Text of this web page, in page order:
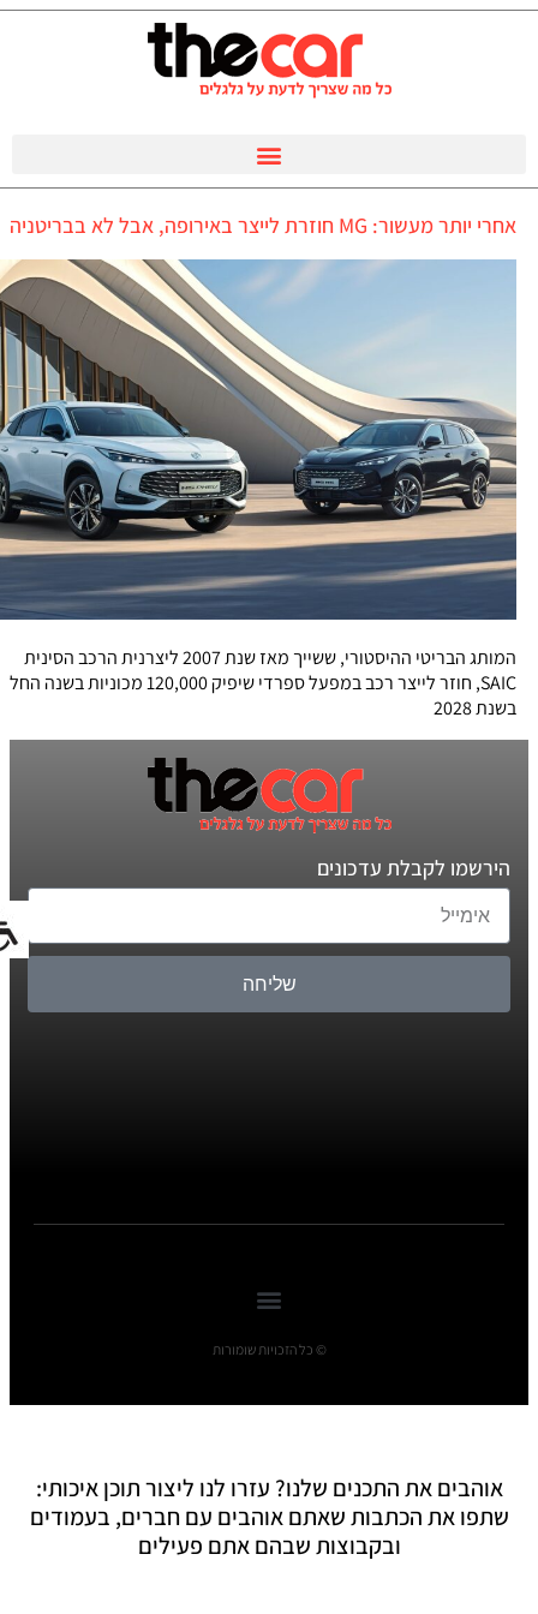
אחרי יותר מעשור: MG חוזרת לייצר באירופה, אבל לא בבריטניה
המותג הבריטי ההיסטורי, ששייך מאז שנת 2007 ליצרנית הרכב הסינית
SAIC, חוזר לייצר רכב במפעל ספרדי שיפיק 120,000 מכוניות בשנה החל
בשנת 2028
הירשמו לקבלת עדכונים
שליחה
© כל הזכויות שומורות
אוהבים את התכנים שלנו? עזרו לנו ליצור תוכן איכותי:
שתפו את הכתבות שאתם אוהבים עם חברים, בעמודים
ובקבוצות שבהם אתם פעילים